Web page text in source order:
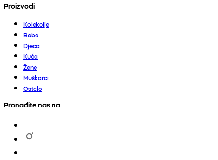
Proizvodi
Kolekcije
Bebe
Djeca
Kuća
Žene
Muškarci
Ostalo
Pronađite nas na